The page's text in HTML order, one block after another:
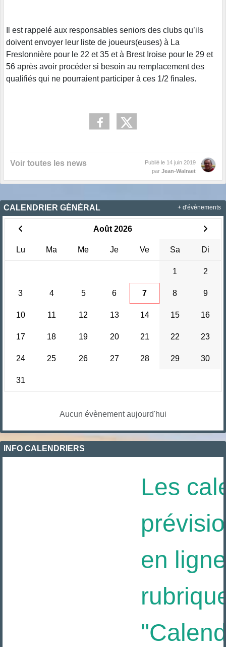
Il est rappelé aux responsables seniors des clubs qu’ils
doivent envoyer leur liste de joueurs(euses) à La
Freslonnière pour le 22 et 35 et à Brest Iroise pour le 29 et
56 après avoir procéder si besoin au remplacement des
qualifiés qui ne pourraient participer à ces 1/2 finales.
Voir toutes les news Publié le 14 juin 2019
par Jean-Walraet
CALENDRIER GÉNÉRAL
Août 2026
Lu Ma Me Je Ve Sa Di
1 2
3 4 5 6 7 8 9
10 11 12 13 14 15 16
17 18 19 20 21 22 23
24 25 26 27 28 29 30
31
Aucun évènement aujourd'hui
+ d'évènements
INFO CALENDRIERS
Les
en
rubrique